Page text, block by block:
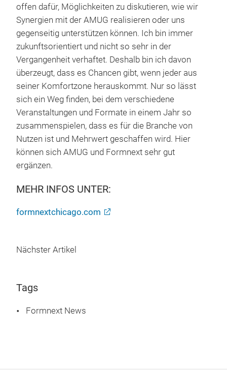
offen dafür, Möglichkeiten zu diskutieren, wie wir
Synergien mit der AMUG realisieren oder uns
gegenseitig unterstützen können. Ich bin immer
zukunftsorientiert und nicht so sehr in der
Vergangenheit verhaftet. Deshalb bin ich davon
überzeugt, dass es Chancen gibt, wenn jeder aus
seiner Komfortzone herauskommt. Nur so lässt
sich ein Weg finden, bei dem verschiedene
Veranstaltungen und Formate in einem Jahr so
zusammenspielen, dass es für die Branche von
Nutzen ist und Mehrwert geschaffen wird. Hier
können sich AMUG und Formnext sehr gut
ergänzen.
MEHR INFOS UNTER:
formnextchicago.com
Nächster Artikel
Tags
Formnext News